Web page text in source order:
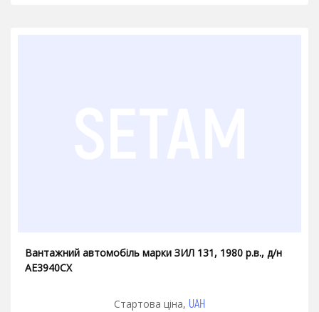
Вантажний автомобіль марки ЗИЛ 131, 1980 р.в., д/н
АЕ3940СХ
Стартова ціна, UAH